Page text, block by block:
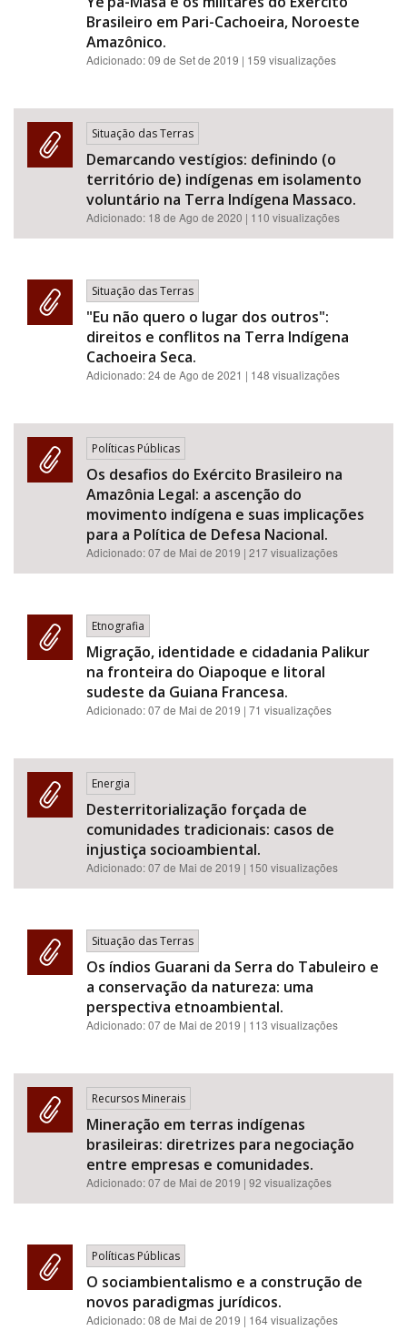
Brasileiro em Pari-Cachoeira, Noroeste
Amazônico.
Adicionado:09 de Set de 2019 | 159 visualizações
Situação das Terras
Demarcando vestígios: definindo (o
território de) indígenas em isolamento
voluntário na Terra Indígena Massaco.
Adicionado: 18 de Ago de 2020 | 110 visualizações
Situação das Terras
"Eu não quero o lugar dos outros":
direitos e conflitos na Terra Indígena
Cachoeira Seca.
Adicionado:24 de Ago de 2021 | 148 visualizações
Políticas Públicas
Os desafios do Exército Brasileiro na
Amazônia Legal: a ascenção do
movimento indígena e suas implicações
para a Política de Defesa Nacional.
Adicionado:07 de Mai de 2019 | 217 visualizações
Etnografia
Migração, identidade e cidadania Palikur
na fronteira do Oiapoque e litoral
sudeste da Guiana Francesa.
Adicionado:07 de Mai de 2019 | 71 visualizações
Energia
Desterritorialização forçada de
comunidades tradicionais: casos de
injustiça socioambiental.
Adicionado:07 de Mai de 2019 | 150 visualizações
Situação das Terras
Os índios Guarani da Serra do Tabuleiro e
a conservação da natureza: uma
perspectiva etnoambiental.
Adicionado:07 de Mai de 2019 | 113 visualizações
Recursos Minerais
Mineração em terras indígenas
brasileiras: diretrizes para negociação
entre empresas e comunidades.
Adicionado:07 de Mai de 2019 | 92 visualizações
Políticas Públicas
O sociambientalismo e a construção de
novos paradigmas jurídicos.
Adicionado:08 de Mai de 2019 | 164 visualizações